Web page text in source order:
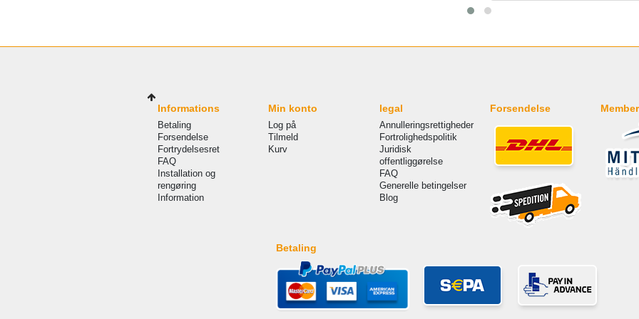
Informations
Betaling
Forsendelse
Fortrydelsesret
FAQ
Installation og
rengøring
Information
Min konto
Log på
Tilmeld
Kurv
legal
Annulleringsrettigheder
Fortrolighedspolitik
Juridisk
offentliggørelse
FAQ
Generelle betingelser
Blog
Forsendelse
Betaling